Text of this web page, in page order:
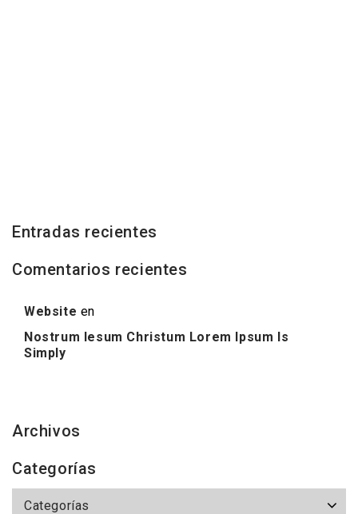
Entradas recientes
Comentarios recientes
Website en
Nostrum Iesum Christum Lorem Ipsum Is
Simply
Archivos
Categorías
Categorías